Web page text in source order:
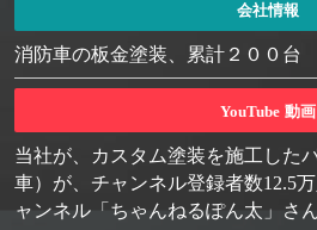
会社情報
消防車の板金塗装、累計２００台
YouTube 動画
当社が、カスタム塗装を施工した
車）が、チャンネル登録者数12.5
ャンネル「ちゃんねるぽん太」さ